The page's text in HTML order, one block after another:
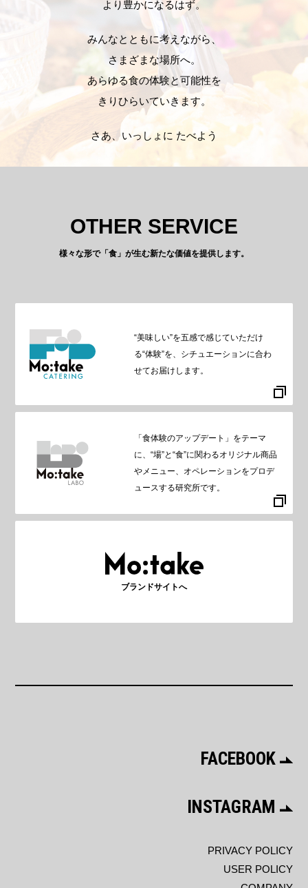
より豊かになるはず。
みんなとともに考えながら、
さまざまな場所へ。
あらゆる食の体験と可能性を
きりひらいていきます。
さあ、いっしょに たべよう
OTHER SERVICE
様々な形で「食」が生む新たな価値を提供します。
“美味しい”を五感で感じていただけ
る“体験”を、シチュエーションに合わ
せてお届けします。
「食体験のアップデート」をテーマ
に、“場”と“食”に関わるオリジナル商品
やメニュー、オペレーションをプロデ
ュースする研究所です。
ブランドサイトへ
FACEBOOK
INSTAGRAM
PRIVACY POLICY
USER POLICY